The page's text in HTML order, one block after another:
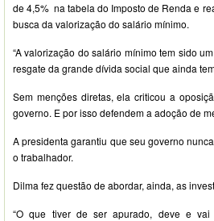
de 4,5% na tabela do Imposto de Renda e
busca da valorização do salário mínimo.
“A valorização do salário mínimo tem sido
resgate da grande dívida social que ainda
Sem menções diretas, ela criticou a
governo. E por isso defendem a adoção de
A presidenta garantiu que seu governo
o trabalhador.
Dilma fez questão de abordar, ainda, as
“O que tiver de ser apurado, deve e vai